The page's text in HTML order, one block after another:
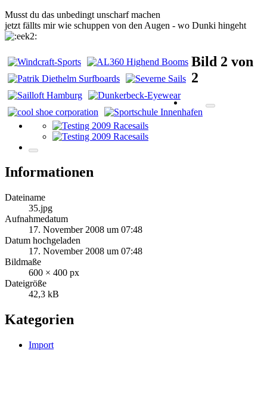
Musst du das unbedingt unscharf machen
jetzt fällts mir wie schuppen von den Augen - wo Dunki hingeht
Bild 2 von
2
Informationen
Dateiname
35.jpg
Aufnahmedatum
17. November 2008 um 07:48
Datum hochgeladen
17. November 2008 um 07:48
Bildmaße
600 × 400 px
Dateigröße
42,3 kB
Kategorien
Import